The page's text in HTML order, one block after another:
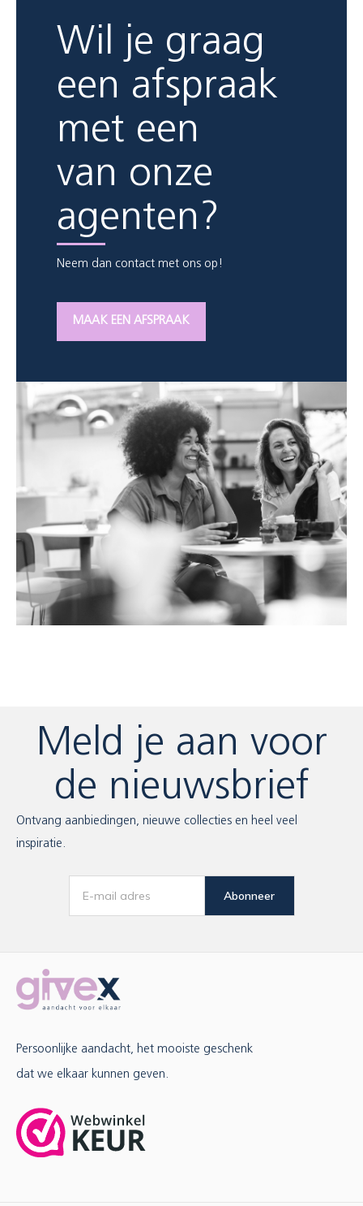
Wil je graag
een afspraak
met een
van onze
agenten?
Neem dan contact met ons op!
MAAK EEN AFSPRAAK
Meld je aan voor
de nieuwsbrief
Ontvang aanbiedingen, nieuwe collecties en heel veel
inspiratie.
Abonneer
Persoonlijke aandacht, het mooiste geschenk
dat we elkaar kunnen geven.